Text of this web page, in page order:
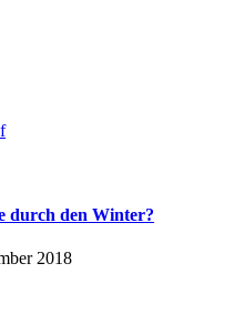
durch den Winter?
2018